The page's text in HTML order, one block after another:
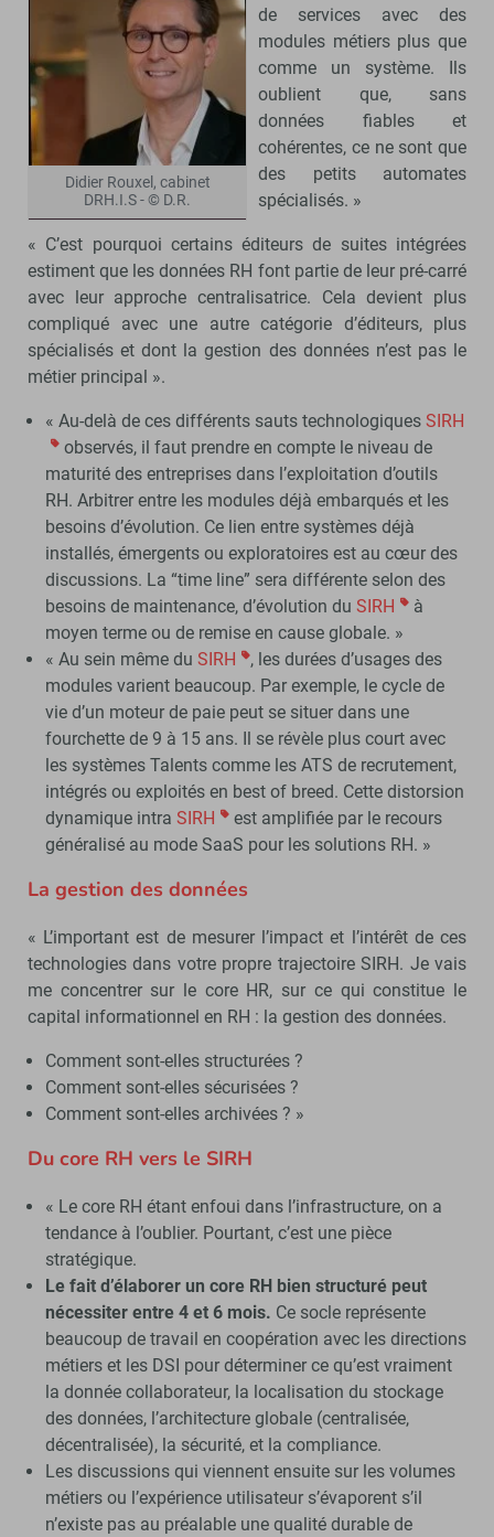
Didier Rouxel, cabinet
DRH.I.S - © D.R.
de services avec des
modules métiers plus que
comme un système. Ils
oublient que, sans
données fiables et
cohérentes, ce ne sont que
des petits automates
spécialisés. »
« C’est pourquoi certains éditeurs de suites intégrées
estiment que les données RH font partie de leur pré-carré
avec leur approche centralisatrice. Cela devient plus
compliqué avec une autre catégorie d’éditeurs, plus
spécialisés et dont la gestion des données n’est pas le
métier principal ».
« Au-delà de ces différents sauts technologiques SIRH
observés, il faut prendre en compte le niveau de
maturité des entreprises dans l’exploitation d’outils
RH. Arbitrer entre les modules déjà embarqués et les
besoins d’évolution. Ce lien entre systèmes déjà
installés, émergents ou exploratoires est au cœur des
discussions. La “time line” sera différente selon des
besoins de maintenance, d’évolution du SIRH
à
moyen terme ou de remise en cause globale. »
« Au sein même du SIRH
, les durées d’usages des
modules varient beaucoup. Par exemple, le cycle de
vie d’un moteur de paie peut se situer dans une
fourchette de 9 à 15 ans. Il se révèle plus court avec
les systèmes Talents comme les ATS de recrutement,
intégrés ou exploités en best of breed. Cette distorsion
dynamique intra SIRH
est amplifiée par le recours
généralisé au mode SaaS pour les solutions RH. »
La gestion des données
« L’important est de mesurer l’impact et l’intérêt de ces
technologies dans votre propre trajectoire SIRH. Je vais
me concentrer sur le core HR, sur ce qui constitue le
capital informationnel en RH : la gestion des données.
Comment sont-elles structurées ?
Comment sont-elles sécurisées ?
Comment sont-elles archivées ? »
Du core RH vers le SIRH
« Le core RH étant enfoui dans l’infrastructure, on a
tendance à l’oublier. Pourtant, c’est une pièce
stratégique.
Le fait d’élaborer un core RH bien structuré peut
nécessiter entre 4 et 6 mois. Ce socle représente
beaucoup de travail en coopération avec les directions
métiers et les DSI pour déterminer ce qu’est vraiment
la donnée collaborateur, la localisation du stockage
des données, l’architecture globale (centralisée,
décentralisée), la sécurité, et la compliance.
Les discussions qui viennent ensuite sur les volumes
métiers ou l’expérience utilisateur s’évaporent s’il
n’existe pas au préalable une qualité durable de